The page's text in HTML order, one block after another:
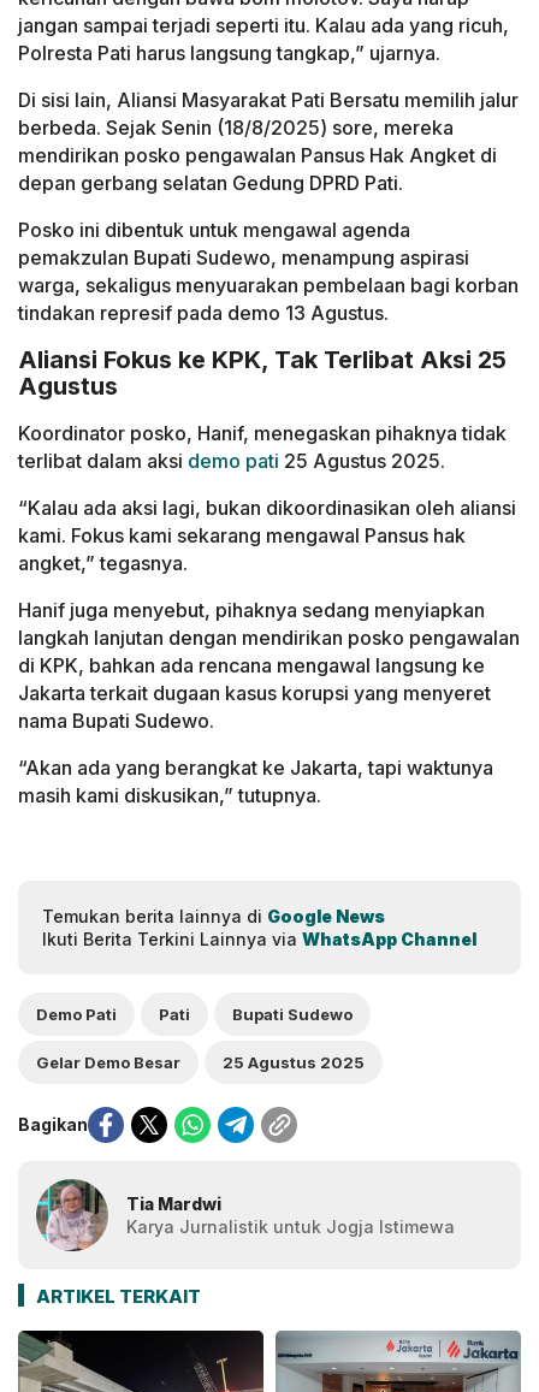
jangan sampai terjadi seperti itu. Kalau ada yang ricuh,
Polresta Pati harus langsung tangkap,” ujarnya.
Di sisi lain, Aliansi Masyarakat Pati Bersatu memilih jalur
berbeda. Sejak Senin (18/8/2025) sore, mereka
mendirikan posko pengawalan Pansus Hak Angket di
depan gerbang selatan Gedung DPRD Pati.
Posko ini dibentuk untuk mengawal agenda
pemakzulan Bupati Sudewo, menampung aspirasi
warga, sekaligus menyuarakan pembelaan bagi korban
tindakan represif pada demo 13 Agustus.
Aliansi Fokus ke KPK, Tak Terlibat Aksi 25
Agustus
Koordinator posko, Hanif, menegaskan pihaknya tidak
terlibat dalam aksi demo pati 25 Agustus 2025.
“Kalau ada aksi lagi, bukan dikoordinasikan oleh aliansi
kami. Fokus kami sekarang mengawal Pansus hak
angket,” tegasnya.
Hanif juga menyebut, pihaknya sedang menyiapkan
langkah lanjutan dengan mendirikan posko pengawalan
di KPK, bahkan ada rencana mengawal langsung ke
Jakarta terkait dugaan kasus korupsi yang menyeret
nama Bupati Sudewo.
“Akan ada yang berangkat ke Jakarta, tapi waktunya
masih kami diskusikan,” tutupnya.
Temukan berita lainnya di Google News
Ikuti Berita Terkini Lainnya via WhatsApp Channel
Demo Pati Pati Bupati Sudewo
Gelar Demo Besar 25 Agustus 2025
Bagikan
Tia Mardwi
Karya Jurnalistik untuk Jogja Istimewa
ARTIKEL TERKAIT